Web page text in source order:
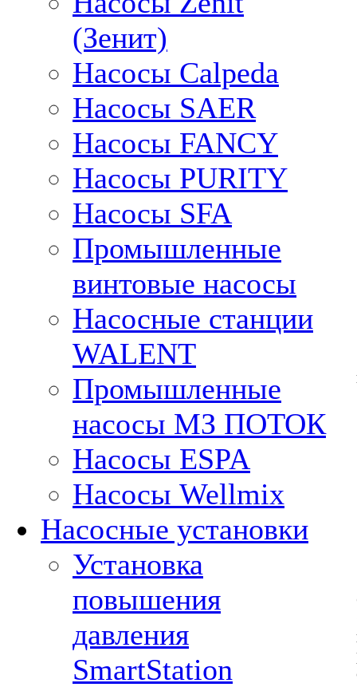
(Зенит)
Насосы Calpeda
Насосы SAER
Насосы FANCY
Насосы PURITY
Насосы SFA
Промышленные
винтовые насосы
Насосные станции
WALENT
Промышленные
насосы МЗ ПОТОК
Насосы ESPA
Насосы Wellmix
Насосные установки
Установка
повышения
давления
SmartStation